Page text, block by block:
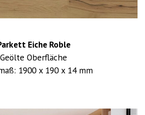
Eiche Roble
Geölte Oberfläche
1900 x 190 x 14 mm